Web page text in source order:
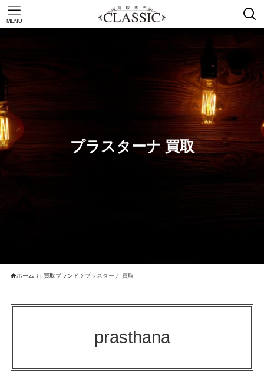
MENU
プラスターナ 買取
ホーム | 買取ブランド プラスターナ 買取
prasthana